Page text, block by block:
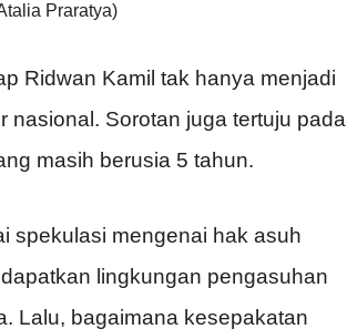
Praratya)
Ridwan Kamil tak hanya menjadi
nasional. Sorotan juga tertuju pada
masih berusia 5 tahun.
spekulasi mengenai hak asuh
lingkungan pengasuhan
Lalu, bagaimana kesepakatan